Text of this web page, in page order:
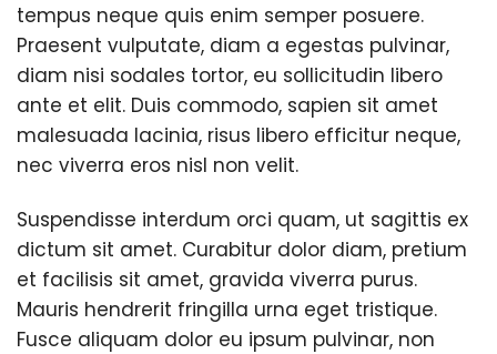
tempus neque quis enim semper posuere.
Praesent vulputate, diam a egestas pulvinar,
diam nisi sodales tortor, eu sollicitudin libero
ante et elit. Duis commodo, sapien sit amet
malesuada lacinia, risus libero efficitur neque,
nec viverra eros nisl non velit.
Suspendisse interdum orci quam, ut sagittis ex
dictum sit amet. Curabitur dolor diam, pretium
et facilisis sit amet, gravida viverra purus.
Mauris hendrerit fringilla urna eget tristique.
Fusce aliquam dolor eu ipsum pulvinar, non